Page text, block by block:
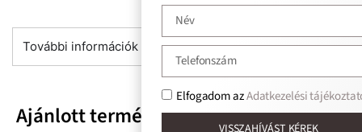
További információk
Ajánlott termékek
Elfogadom azAdatkezelési